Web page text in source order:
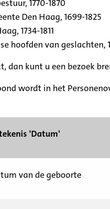
1770-1870
Den Haag, 1699-1825
1734-1811
hoofden van geslachten,
kunt u een bezoek
wordt in het
'Datum'
van de geboorte